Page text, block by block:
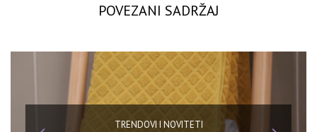
POVEZANI SADRŽAJ
TRENDOVI I NOVITETI